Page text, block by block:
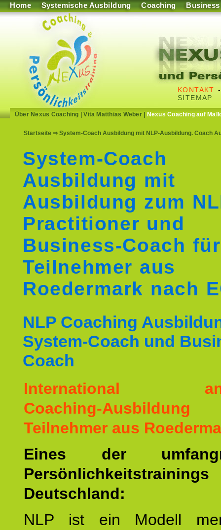
Home Systemische Ausbildung Coaching Business
KONTAKT
SITEMAP
Über Nexus Coaching |Vita Matthias Weber| Nexus Coaching auf
Startseite ⇒ System-Coach Ausbildung mit NLP-Ausbildung. Coach
System-Coach
Ausbildung mit
Ausbildung zum
Practitioner und
Business-Coach für
Teilnehmer aus
Roedermark nach
NLP Coaching
System-Coach und
Coach
International
Coaching-
Teilnehmer aus
Eines der
Deutschland:
NLP ist ein Modell